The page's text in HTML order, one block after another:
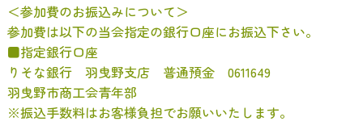
＜参加費のお振込みについて＞
参加費は以下の当会指定の銀行口座にお振込下さい。
■指定銀行口座
りそな銀行 羽曳野支店 普通預金 0611649
羽曳野市商工会青年部
※振込手数料はお客様負担でお願いいたします。